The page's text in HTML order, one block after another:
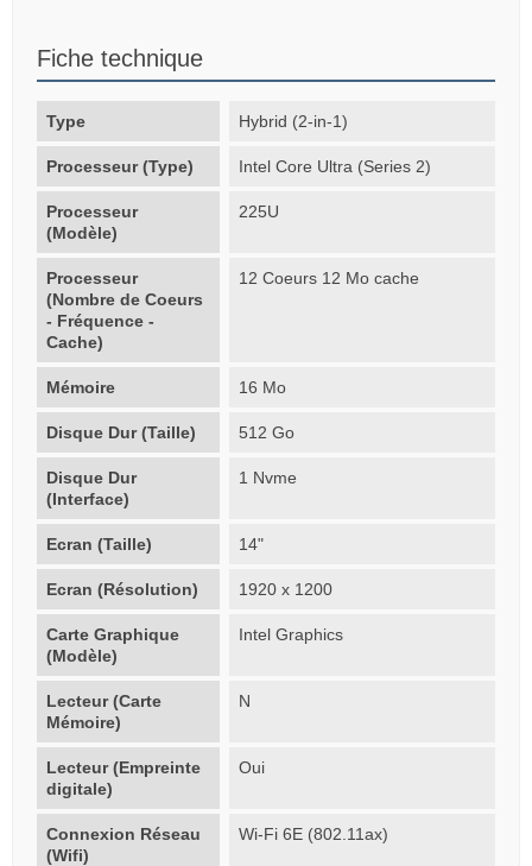
Fiche technique
Type Hybrid (2-in-1)
Processeur (Type) Intel Core Ultra (Series 2)
Processeur
(Modèle)
225U
Processeur
(Nombre de Coeurs
- Fréquence -
Cache)
12 Coeurs 12 Mo cache
Mémoire 16 Mo
Disque Dur (Taille) 512 Go
Disque Dur
(Interface)
1 Nvme
Ecran (Taille) 14"
Ecran (Résolution) 1920 x 1200
Carte Graphique
(Modèle)
Intel Graphics
Lecteur (Carte
Mémoire)
N
Lecteur (Empreinte
digitale)
Oui
Connexion Réseau
(Wifi)
Wi-Fi 6E (802.11ax)